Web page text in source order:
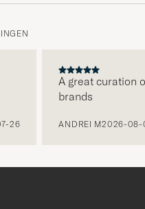
26
A great curation
brands
ANDREI M2026-08-